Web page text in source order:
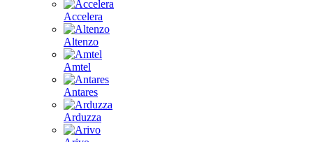
Accelera
Altenzo
Amtel
Antares
Arduzza